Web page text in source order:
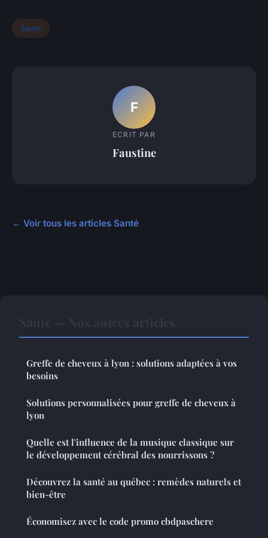
Santé
F
ECRIT PAR
Faustine
← Voir tous les articles Santé
Greffe de cheveux à lyon : solutions adaptées à vos
besoins
Solutions personnalisées pour greffe de cheveux à
lyon
Quelle est l'influence de la musique classique sur
le développement cérébral des nourrissons ?
Découvrez la santé au québec : remèdes naturels et
bien-être
Économisez avec le code promo cbdpaschere